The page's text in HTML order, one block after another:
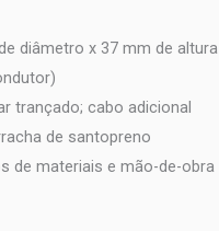
diâmetro x 37 mm de altura
trançado; cabo adicional
de santopreno
de materiais e mão-de-obra